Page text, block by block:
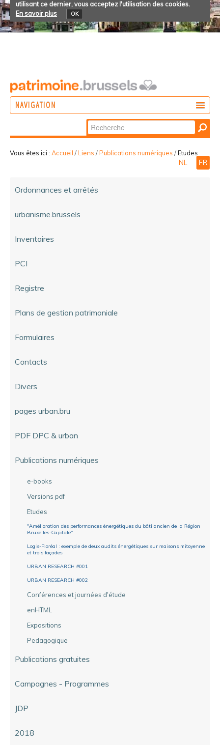
utilisant ce dernier, vous acceptez l'utilisation des cookies.
En savoir plus
OK
NAVIGATION
Chercher par
Recherche
avancée…
Vous êtes ici : Accueil /Liens /Publications numériques /Etudes
NL FR
Ordonnances et arrêtés
urbanisme.brussels
Inventaires
PCI
Registre
Plans de gestion patrimoniale
Formulaires
Contacts
Divers
pages urban.bru
PDF DPC & urban
Publications numériques
e-books
Versions pdf
Etudes
"Amélioration des performances énergétiques du bâti ancien de la Région
Bruxelles-Capitale"
Logis-Floréal : exemple de deux audits énergétiques sur maisons mitoyenne
et trois façades
URBAN RESEARCH #001
URBAN RESEARCH #002
Conférences et journées d'étude
enHTML
Expositions
Pedagogique
Publications gratuites
Campagnes - Programmes
JDP
2018